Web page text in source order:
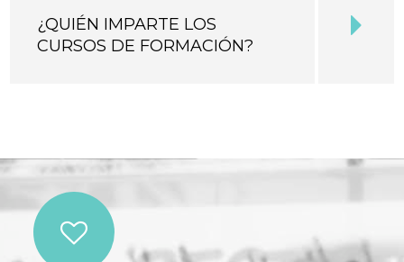
¿QUIÉN IMPARTE LOS
CURSOS DE FORMACIÓN?